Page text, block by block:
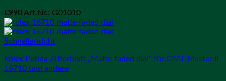
€990 Art.Nr.: G01010
Schnellansicht
Rolex Patina Zifferblatt „Matte faded dial“ für GMT-Master II
16710 und andere